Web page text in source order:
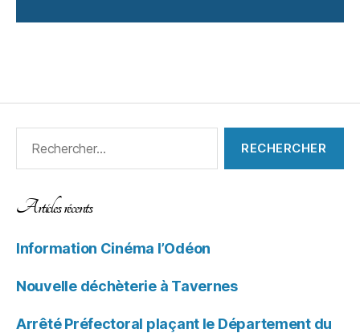
Articles récents
Information Cinéma l’Odéon
Nouvelle déchèterie à Tavernes
Arrêté Préfectoral plaçant le Département du